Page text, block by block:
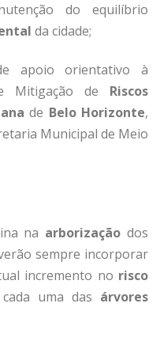
do equilíbrio
da cidade;
apoio orientativo à
Mitigação de Riscos
de Belo Horizonte,
Municipal de Meio
na arborização dos
sempre incorporar
incremento no risco
uma das árvores